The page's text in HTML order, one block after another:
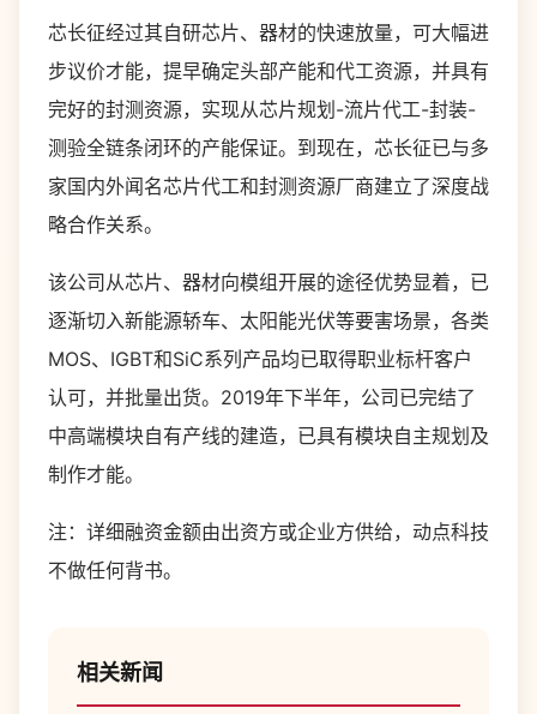
芯长征经过其自研芯片、器材的快速放量，可大幅进
步议价才能，提早确定头部产能和代工资源，并具有
完好的封测资源，实现从芯片规划-流片代工-封装-
测验全链条闭环的产能保证。到现在，芯长征已与多
家国内外闻名芯片代工和封测资源厂商建立了深度战
略合作关系。
该公司从芯片、器材向模组开展的途径优势显着，已
逐渐切入新能源轿车、太阳能光伏等要害场景，各类
MOS、IGBT和SiC系列产品均已取得职业标杆客户
认可，并批量出货。2019年下半年，公司已完结了
中高端模块自有产线的建造，已具有模块自主规划及
制作才能。
注：详细融资金额由出资方或企业方供给，动点科技
不做任何背书。
相关新闻